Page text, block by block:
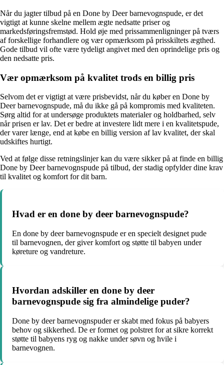
Når du jagter tilbud på en Done by Deer barnevognspude, er det
vigtigt at kunne skelne mellem ægte nedsatte priser og
markedsføringsfremstød. Hold øje med prissammenligninger på tværs
af forskellige forhandlere og vær opmærksom på prisskiltets ægthed.
Gode tilbud vil ofte være tydeligt angivet med den oprindelige pris og
den nedsatte pris.
Vær opmærksom på kvalitet trods en billig pris
Selvom det er vigtigt at være prisbevidst, når du køber en Done by
Deer barnevognspude, må du ikke gå på kompromis med kvaliteten.
Sørg altid for at undersøge produktets materialer og holdbarhed, selv
når prisen er lav. Det er bedre at investere lidt mere i en kvalitetspude,
der varer længe, end at købe en billig version af lav kvalitet, der skal
udskiftes hurtigt.
Ved at følge disse retningslinjer kan du være sikker på at finde en billig
Done by Deer barnevognspude på tilbud, der stadig opfylder dine krav
til kvalitet og komfort for dit barn.
Hvad er en done by deer barnevognspude?
En done by deer barnevognspude er en specielt designet pude
til barnevognen, der giver komfort og støtte til babyen under
køreture og vandreture.
Hvordan adskiller en done by deer
barnevognspude sig fra almindelige puder?
Done by deer barnevognspuder er skabt med fokus på babyers
behov og sikkerhed. De er formet og polstret for at sikre korrekt
støtte til babyens ryg og nakke under søvn og hvile i
barnevognen.